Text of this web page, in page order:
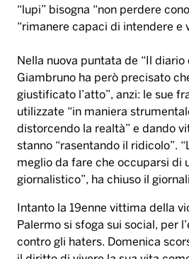
“lupi” bisogna “non perdere
“rimanere capaci di intendere e
Nella nuova puntata de “Il diario
Giambruno ha però precisato
giustificato l’atto”, anzi: le sue
utilizzate “in maniera
distorcendo la realtà” e dando
stanno “rasentando il ridicolo”.
meglio da fare che occuparsi di
giornalistico”, ha chiuso il
Intanto la 19enne vittima della
Palermo si sfoga sui social, per
contro gli haters. Domenica